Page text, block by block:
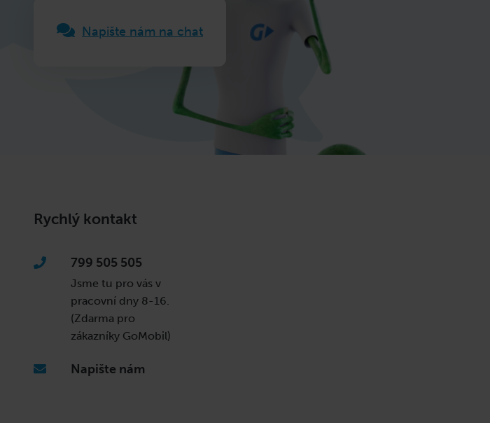
Napište nám na chat
Rychlý kontakt
799 505 505
Jsme tu pro vás v
pracovní dny 8-16.
(Zdarma pro
zákazníky GoMobil)
Napište nám